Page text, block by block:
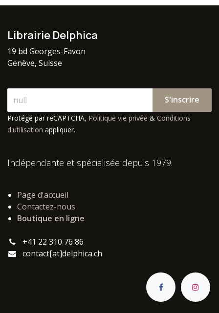
Librairie Delphica
19 bd Georges-Favon
Genève, Suisse
S'inscrire
Protégé par reCAPTCHA, Politique vie privée & Conditions
d'utilisation appliquer.
Indépendante et spécialisée depuis 1979.
Page d'accueil
Contactez-nous
Boutique en ligne
+41 22 310 76 86
contact[at]delphica.ch